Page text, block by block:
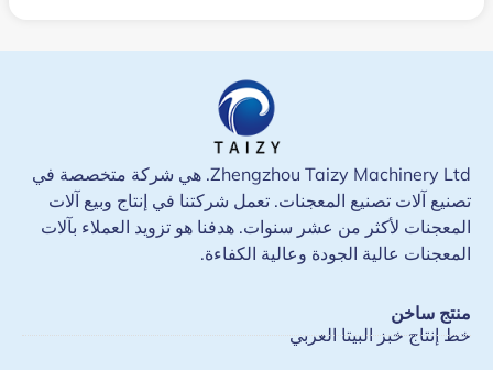
Zhengzhou Taizy Machinery Ltd. هي شركة متخصصة في
تصنيع آلات تصنيع المعجنات. تعمل شركتنا في إنتاج وبيع آلات
المعجنات لأكثر من عشر سنوات. هدفنا هو تزويد العملاء بآلات
المعجنات عالية الجودة وعالية الكفاءة.
منتج ساخن
خط إنتاج خبز البيتا العربي